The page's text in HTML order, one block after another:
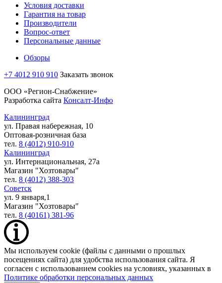
Условия доставки
Гарантия на товар
Производители
Вопрос-ответ
Персональные данные
Обзоры
+7 4012 910 910 Заказать звонок
ООО «Регион-Снабжение»
Разработка сайта Консалт-Инфо
Калининград
ул. Правая набережная, 10
Оптовая-розничная база
тел. 8 (4012) 910-910
Калининград
ул. Интернациональная, 27а
Магазин "Хозтовары"
тел. 8 (4012) 388-303
Советск
ул. 9 января,1
Магазин "Хозтовары"
тел. 8 (40161) 381-96
Мы используем cookie (файлы с данными о прошлых
посещениях сайта) для удобства использования сайта. Я
согласен с использованием cookies на условиях, указанных в
Политике обработки персональных данных